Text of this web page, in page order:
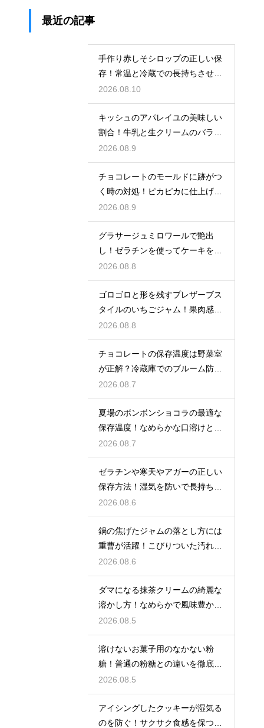
最近の記事
手作り赤しそシロップの正しい保
存！常温と冷蔵での長持ちさせる
コツ
2026.08.10
キッシュのアパレイユの美味しい
割合！牛乳と生クリームのバラン
スで味が決まる
2026.08.9
チョコレートのモールドに跡がつ
く時の対処！ピカピカに仕上げる
ための秘策
2026.08.9
グラサージュミロワールで艶出
し！ゼラチンを使ってケーキを美
しく飾る
2026.08.8
ゴロゴロと形を残すプレザーブス
タイルのいちごジャム！果肉感を
たっぷり楽しむ美味しいレシピ
2026.08.8
チョコレートの保存温度は野菜室
が正解？冷蔵庫でのブルーム防止
策
2026.08.7
夏場のボンボンショコラの最適な
保存温度！なめらかな口溶けと美
しいツヤを保つための管理方法
2026.08.7
ゼラチンや寒天やアガーの正しい
保存方法！湿気を防いで長持ちさ
せるコツ
2026.08.6
鍋の焦げたジャムの落とし方には
重曹が活躍！こびりついた汚れを
綺麗に落としてピカピカにする技
2026.08.6
ダマになる抹茶クリームの綺麗な
溶かし方！なめらかで風味豊かな
クリームを作る
2026.08.5
溶けないお菓子用のなかない粉
糖！普通の粉糖との違いを徹底解
説
2026.08.5
アイシングしたクッキーが湿気る
のを防ぐ！サクサク食感を保つ裏